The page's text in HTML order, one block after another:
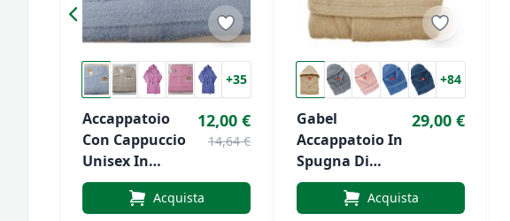
+35
Accappatoio
Con Cappuccio
Unisex In
Spugna Guru
12,00 €
14,64 €
Acquista
+84
Gabel
Accappatoio In
Spugna Di
Cotone Con
Cappuccio Art.
29,00 €
Acquista